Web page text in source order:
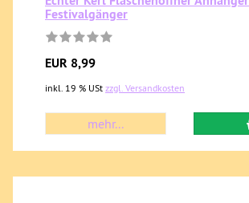
Festivalgänger
EUR 8,99
inkl. 19 % USt zzgl. Versandkosten
mehr...